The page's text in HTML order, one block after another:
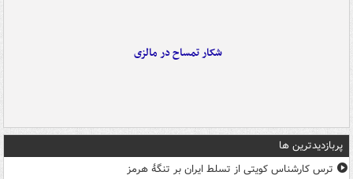
شکار تمساح در مالزی
پربازدیدترین ها
ترس کارشناس کویتی از تسلط ایران بر تنگۀ هرمز